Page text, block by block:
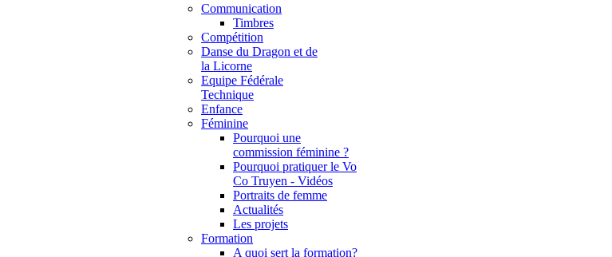
Communication
Timbres
Compétition
Danse du Dragon et de
la Licorne
Equipe Fédérale
Technique
Enfance
Féminine
Pourquoi une
commission féminine ?
Pourquoi pratiquer le Vo
Co Truyen - Vidéos
Portraits de femme
Actualités
Les projets
Formation
A quoi sert la formation?